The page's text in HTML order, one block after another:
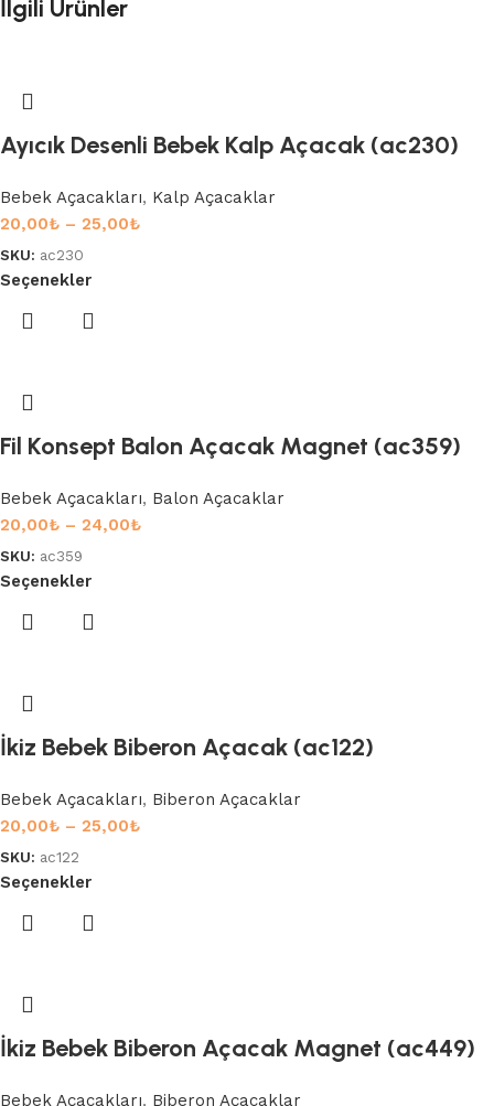
İlgili Ürünler
Ayıcık Desenli Bebek Kalp Açacak (ac230)
Bebek Açacakları, Kalp Açacaklar
20,00₺ – 25,00₺
SKU: ac230
Seçenekler
Fil Konsept Balon Açacak Magnet (ac359)
Bebek Açacakları, Balon Açacaklar
20,00₺ – 24,00₺
SKU: ac359
Seçenekler
İkiz Bebek Biberon Açacak (ac122)
Bebek Açacakları, Biberon Açacaklar
20,00₺ – 25,00₺
SKU: ac122
Seçenekler
İkiz Bebek Biberon Açacak Magnet (ac449)
Bebek Açacakları, Biberon Açacaklar